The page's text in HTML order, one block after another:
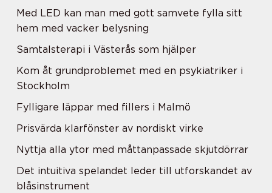
Med LED kan man med gott samvete fylla sitt
hem med vacker belysning
Samtalsterapi i Västerås som hjälper
Kom åt grundproblemet med en psykiatriker i
Stockholm
Fylligare läppar med fillers i Malmö
Prisvärda klarfönster av nordiskt virke
Nyttja alla ytor med måttanpassade skjutdörrar
Det intuitiva spelandet leder till utforskandet av
blåsinstrument